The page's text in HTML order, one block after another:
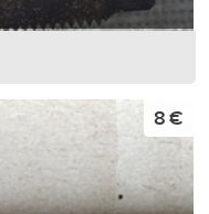
8 €